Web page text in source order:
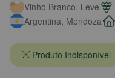
Vinho Branco, Leve
Argentina, Mendoza
Produto Indisponível